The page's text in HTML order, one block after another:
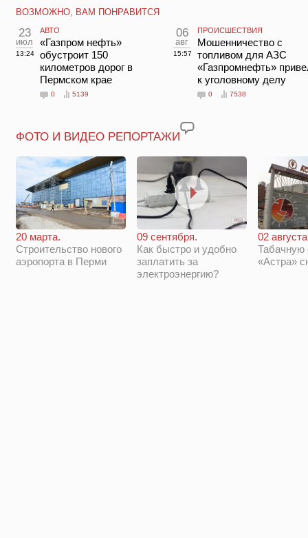
ВОЗМОЖНО, ВАМ ПОНРАВИТСЯ
23
июл
13:24
АВТО
«Газпром нефть»
обустроит 150
километров дорог в
Пермском крае
0 5139
06
авг
15:57
ПРОИСШЕСТВИЯ
Мошенничество с
топливом для АЗС
«Газпромнефть»
к уголовному делу
0 7538
ФОТО И ВИДЕО РЕПОРТАЖИ
20 марта.
Строительство нового
аэропорта в Перми
09 сентября.
Как быстро и удобно
заплатить за
электроэнергию?
02
Табачную
«Астра»